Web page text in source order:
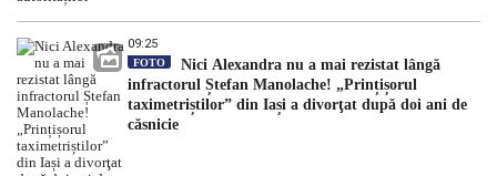
09:25
FOTO
Nici Alexandra nu a mai rezistat lângă
infractorul Ștefan Manolache! „Prințișorul
taximetriștilor” din Iași a divorţat după doi ani de
căsnicie